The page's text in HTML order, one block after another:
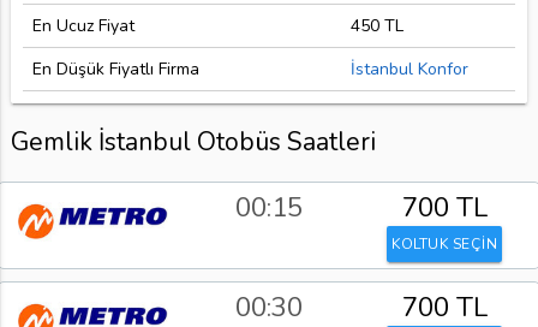
En Ucuz Fiyat
450 TL
En Düşük Fiyatlı Firma
İstanbul Konfor
Gemlik İstanbul Otobüs Saatleri
00:15 700 TL
KOLTUK SEÇİN
00:30 700 TL